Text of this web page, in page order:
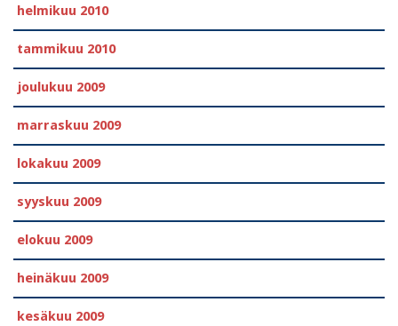
helmikuu 2010
tammikuu 2010
joulukuu 2009
marraskuu 2009
lokakuu 2009
syyskuu 2009
elokuu 2009
heinäkuu 2009
kesäkuu 2009